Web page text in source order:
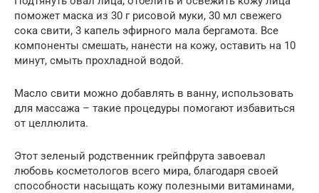
поможет маска из 30 г рисовой муки, 30 мл свежего
сока свити, 3 капель эфирного мала бергамота. Все
компоненты смешать, нанести на кожу, оставить на 10
минут, смыть прохладной водой.
Масло свити можно добавлять в ванну, использовать
для массажа – такие процедуры помогают избавиться
от целлюлита.
Этот зеленый родственник грейпфрута завоевал
любовь косметологов всего мира, благодаря своей
способности насыщать кожу полезными витаминами,